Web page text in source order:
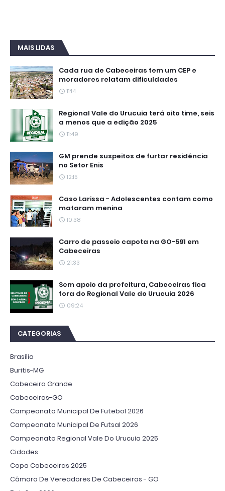
MAIS LIDAS
Cada rua de Cabeceiras tem um CEP e
moradores relatam dificuldades
11:14
Regional Vale do Urucuia terá oito time, seis
a menos que a edição 2025
11:49
GM prende suspeitos de furtar residência
no Setor Enis
12:15
Caso Larissa - Adolescentes contam como
mataram menina
10:38
Carro de passeio capota na GO-591 em
Cabeceiras
21:33
Sem apoio da prefeitura, Cabeceiras fica
fora do Regional Vale do Urucuia 2026
09:24
CATEGORIAS
Brasília
Buritis-MG
Cabeceira Grande
Cabeceiras-GO
Campeonato Municipal De Futebol 2026
Campeonato Municipal De Futsal 2026
Campeonato Regional Vale Do Urucuia 2025
Cidades
Copa Cabeceiras 2025
Câmara De Vereadores De Cabeceiras - GO